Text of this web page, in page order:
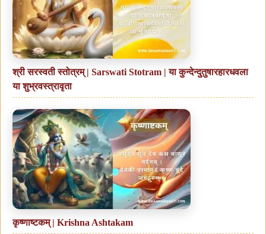
श्री सरस्वती स्तोत्रम् | Sarswati Stotram | या कुन्देन्दुतुषारहारधवला
या शुभ्रवस्त्रावृता
कृष्णाष्टकम् | Krishna Ashtakam